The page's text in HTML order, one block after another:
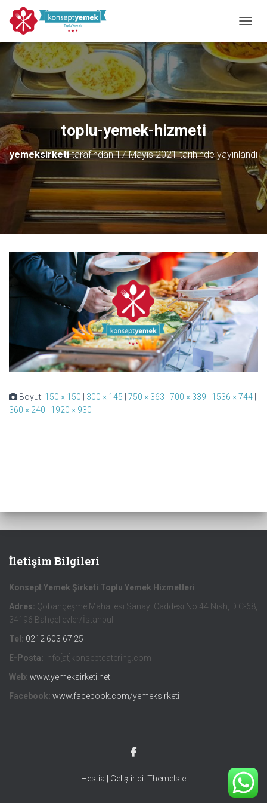
toplu-yemek-hizmeti
yemeksirketitarafından17 Mayıs 2021tarihinde yayınlandı
Boyut: 150 × 150 300 × 145 750 × 363 700 × 339 1536 × 744
360 × 240
1920 × 930
İletişim Bilgileri
Konsept Yemek Şirketi Toplu Yemek Hizmetleri
Adres: Çobançeşme Mahallesi Sanayi Caddesi No:44 Nish, D:C-68,
34196 Bahçelievler/İstanbul
Tel: 0212 603 67 25
E-Posta: info[at]konseptcatering.com
Web: www.yemeksirketi.net
Facebook: www.facebook.com/yemeksirketi
Hestia | Geliştirici: ThemeIsle